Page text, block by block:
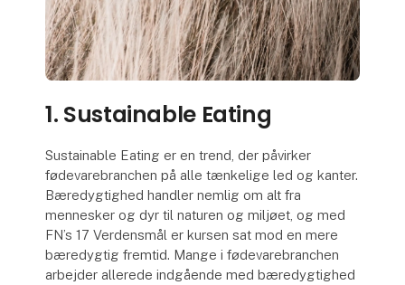
1. Sustainable Eating
Sustainable Eating er en trend, der påvirker
fødevarebranchen på alle tænkelige led og kanter.
Bæredygtighed handler nemlig om alt fra
mennesker og dyr til naturen og miljøet, og med
FN’s 17 Verdensmål er kursen sat mod en mere
bæredygtig fremtid. Mange i fødevarebranchen
arbejder allerede indgående med bæredygtighed